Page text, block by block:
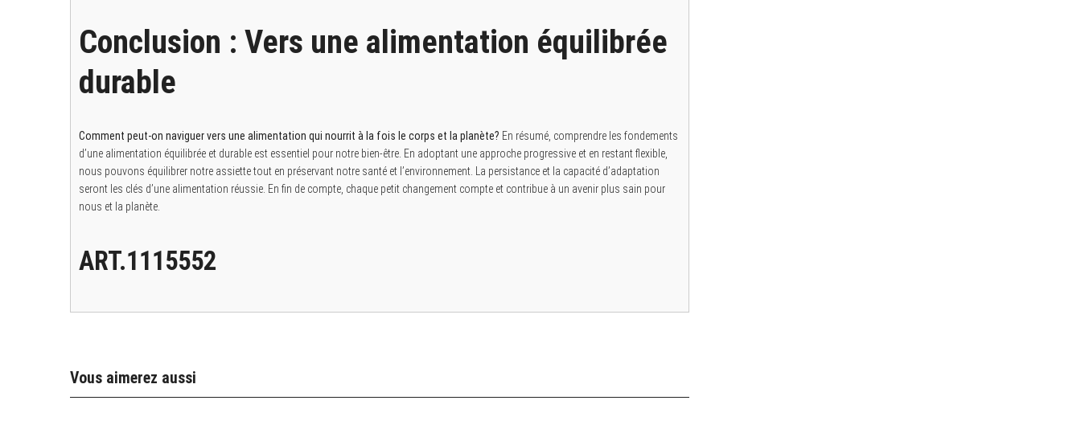
Conclusion : Vers une alimentation équilibrée
durable
Comment peut-on naviguer vers une alimentation qui nourrit à la fois le corps et la planète? En résumé, comprendre les fondements
d’une alimentation équilibrée et durable est essentiel pour notre bien-être. En adoptant une approche progressive et en restant flexible,
nous pouvons équilibrer notre assiette tout en préservant notre santé et l’environnement. La persistance et la capacité d’adaptation
seront les clés d’une alimentation réussie. En fin de compte, chaque petit changement compte et contribue à un avenir plus sain pour
nous et la planète.
ART.1115552
Vous aimerez aussi